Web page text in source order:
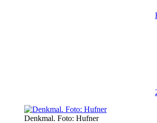
Denkmal. Foto: Hufner